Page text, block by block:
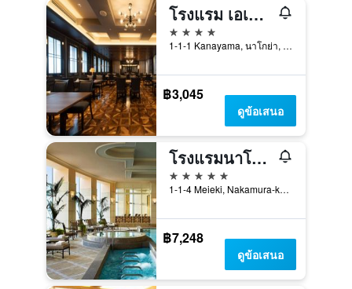
โรงแรม เอเอ็นเอ คราวน์พลาซ่า แกรนด์คอร์ท นาโงย่า
4 ดาว
1-1-1 Kanayama, นาโกย่า, ญี่ปุ่น
฿3,045
ดูข้อเสนอ
โรงแรมนาโกย่า แมริออท แอสโซเซีย
5 ดาว
1-1-4 Meieki, Nakamura-ku, นาโกย่า, ญี่ปุ่น
฿7,248
ดูข้อเสนอ